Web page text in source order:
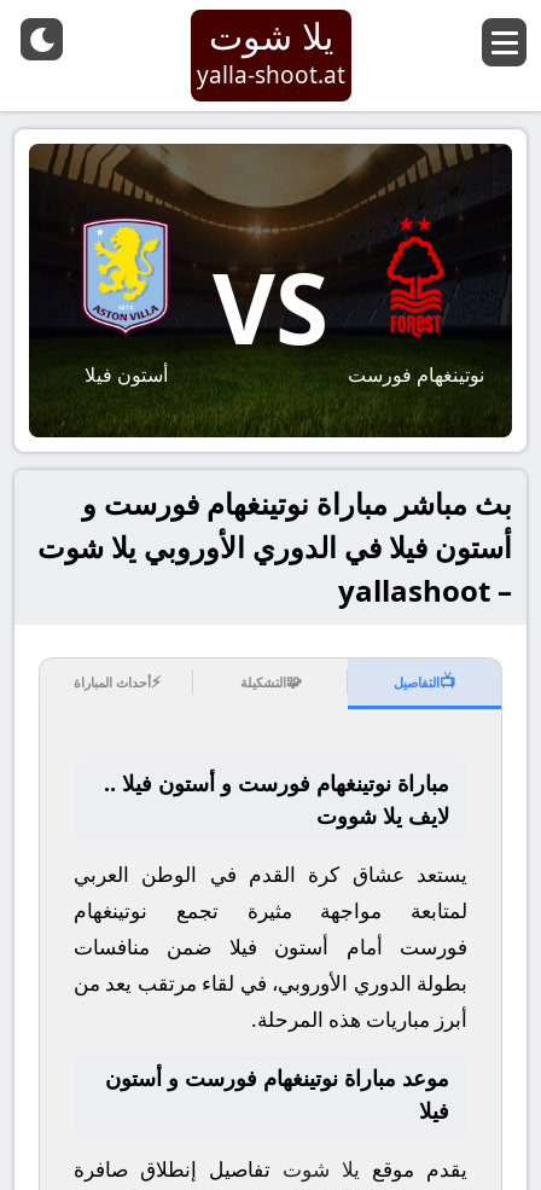
يلا شوت
yalla-shoot.at
نوتينغهام فورست
VS
أستون فيلا
بث مباشر مباراة نوتينغهام فورست و
أستون فيلا في الدوري الأوروبي يلا شوت
– yallashoot
📺التفاصيل 🧩التشكيلة ⚡أحداث المباراة
مباراة نوتينغهام فورست و أستون فيلا ..
لايف يلا شووت
يستعد عشاق كرة القدم في الوطن العربي
لمتابعة مواجهة مثيرة تجمع نوتينغهام
فورست أمام أستون فيلا ضمن منافسات
بطولة الدوري الأوروبي، في لقاء مرتقب يعد من
أبرز مباريات هذه المرحلة.
موعد مباراة نوتينغهام فورست و أستون
فيلا
يقدم موقع يلا شوت تفاصيل إنطلاق صافرة